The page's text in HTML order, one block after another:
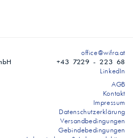
office@wifra.at
+43 7229 - 223 68
LinkedIn
AGB
Kontakt
Impressum
Datenschutzerklärung
Versandbedingungen
Gebindebedingungen